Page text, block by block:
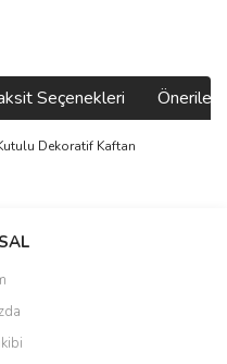
Seçenekleri
Dekoratif Kaftan
siz yapın!
bulunuyor.